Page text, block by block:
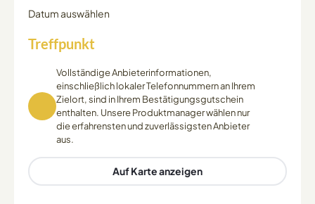
Datum auswählen
Treffpunkt
Vollständige Anbieterinformationen,
einschließlich lokaler Telefonnummern an Ihrem
Zielort, sind in Ihrem Bestätigungsgutschein
enthalten. Unsere Produktmanager wählen nur
die erfahrensten und zuverlässigsten Anbieter
aus.
Auf Karte anzeigen